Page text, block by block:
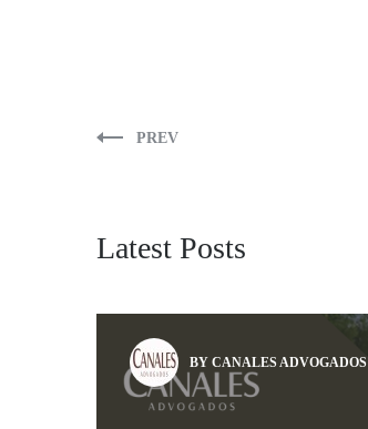
PREV
Latest Posts
BY CANALES ADVOGADOS